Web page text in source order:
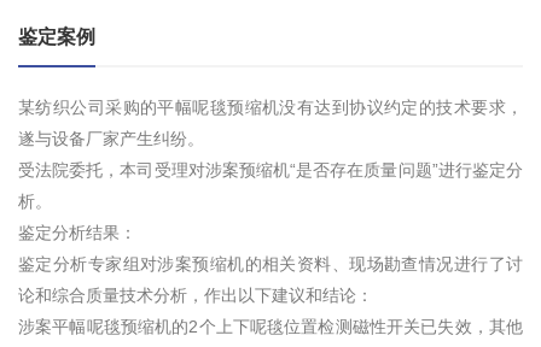
鉴定案例
某纺织公司采购的平幅呢毯预缩机没有达到协议约定的技术要求，
遂与设备厂家产生纠纷。
受法院委托，本司受理对涉案预缩机“是否存在质量问题”进行鉴定分
析。
鉴定分析结果：
鉴定分析专家组对涉案预缩机的相关资料、现场勘查情况进行了讨
论和综合质量技术分析，作出以下建议和结论：
涉案平幅呢毯预缩机的2个上下呢毯位置检测磁性开关已失效，其他